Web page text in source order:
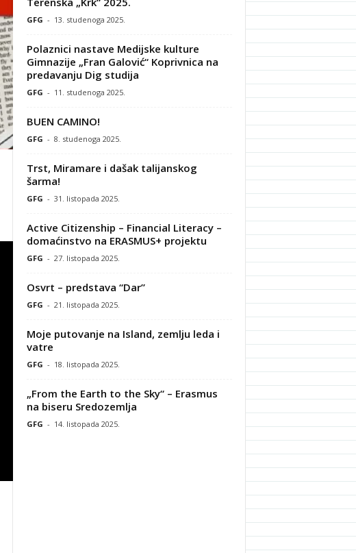
GFG - 13. studenoga 2025.
Polaznici nastave Medijske kulture
Gimnazije „Fran Galović“ Koprivnica na
predavanju Dig studija
GFG - 11. studenoga 2025.
BUEN CAMINO!
GFG - 8. studenoga 2025.
Trst, Miramare i dašak talijanskog
šarma!
GFG - 31. listopada 2025.
Active Citizenship – Financial Literacy –
domaćinstvo na ERASMUS+ projektu
GFG - 27. listopada 2025.
Osvrt – predstava “Dar”
GFG - 21. listopada 2025.
Moje putovanje na Island, zemlju leda i
vatre
GFG - 18. listopada 2025.
„From the Earth to the Sky“ – Erasmus
na biseru Sredozemlja
GFG - 14. listopada 2025.